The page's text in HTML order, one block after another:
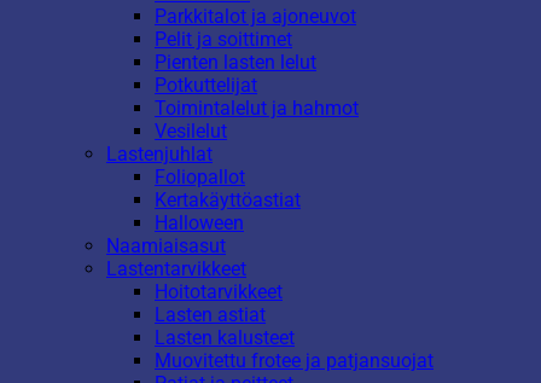
Parkkitalot ja ajoneuvot
Pelit ja soittimet
Pienten lasten lelut
Potkuttelijat
Toimintalelut ja hahmot
Vesilelut
Lastenjuhlat
Foliopallot
Kertakäyttöastiat
Halloween
Naamiaisasut
Lastentarvikkeet
Hoitotarvikkeet
Lasten astiat
Lasten kalusteet
Muovitettu frotee ja patjansuojat